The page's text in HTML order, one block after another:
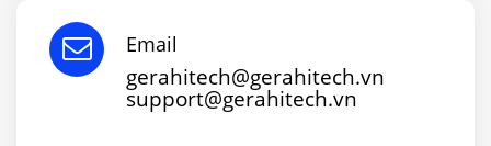
Email
gerahitech@gerahitech.vn
support@gerahitech.vn